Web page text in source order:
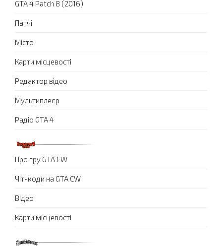
GTA 4 Patch 8 (2016)
Патчі
Місто
Карти місцевості
Редактор відео
Мультиплеєр
Радіо GTA 4
Про гру GTA CW
Чіт-коди на GTA CW
Відео
Карти місцевості